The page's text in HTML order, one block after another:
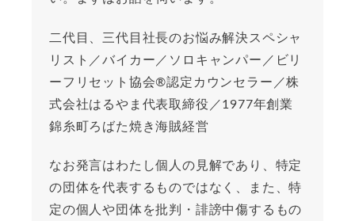
二代目、三代目社長のお悩み解決スペシャ
リスト／バイカー／ソロキャンパー／ビリ
ーフリセット協会®︎認定カウンセラー／株
式会社はるやま代表取締役／1977年創業
錦糸町ろばた焼き海賊経営
なお発言はわたし個人の見解であり、特定
の団体を代表するものではなく、また、特
定の個人や団体を批判・誹謗中傷するもの